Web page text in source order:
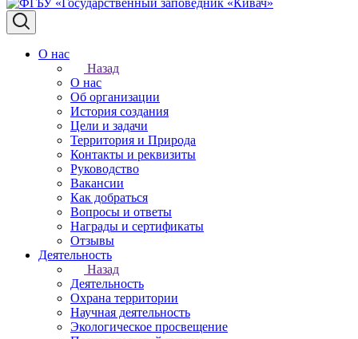
О нас
Назад
О нас
Об организации
История создания
Цели и задачи
Территория и Природа
Контакты и реквизиты
Руководство
Вакансии
Как добраться
Вопросы и ответы
Награды и сертификаты
Отзывы
Деятельность
Назад
Деятельность
Охрана территории
Научная деятельность
Экологическое просвещение